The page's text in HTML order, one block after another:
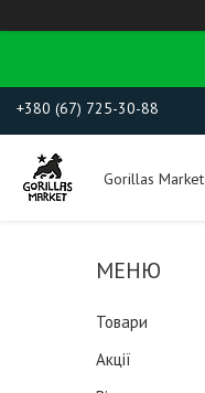
+380 (67) 725-30-88
Gorillas Market
Товари
Акції